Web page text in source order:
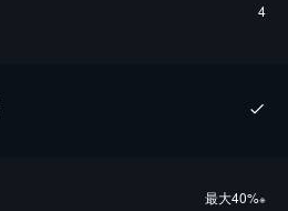
4
最⼤40%※